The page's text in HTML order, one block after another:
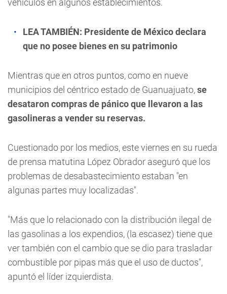
vehículos en algunos establecimientos.
LEA TAMBIÉN: Presidente de México declara
que no posee bienes en su patrimonio
Mientras que en otros puntos, como en nueve
municipios del céntrico estado de Guanuajuato,se
desataron compras de pánico que llevaron a las
gasolineras a vender su reservas.
Cuestionado por los medios, este viernes en su rueda
de prensa matutina López Obrador aseguró que los
problemas de desabastecimiento estaban "en
algunas partes muy localizadas".
"Más que lo relacionado con la distribución ilegal de
las gasolinas a los expendios, (la escasez) tiene que
ver también con el cambio que se dio para trasladar
combustible por pipas más que el uso de ductos",
apuntó el líder izquierdista.